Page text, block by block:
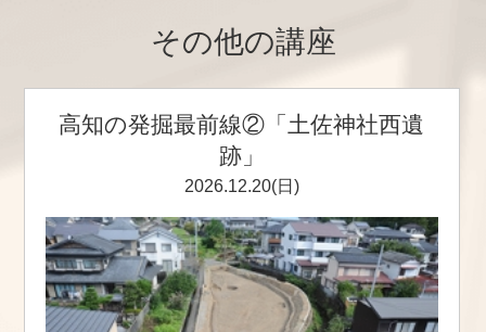
その他の講座
高知の発掘最前線②「土佐神社西遺
跡」
2026.12.20(日)